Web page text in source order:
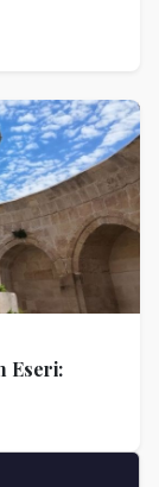
Eseri: